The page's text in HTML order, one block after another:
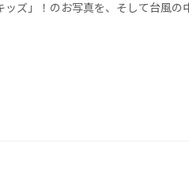
ズ」！のお写真を、そして台風の